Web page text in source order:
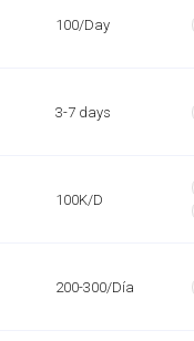
100/Day
3-7 days
100K/D
200-300/Día